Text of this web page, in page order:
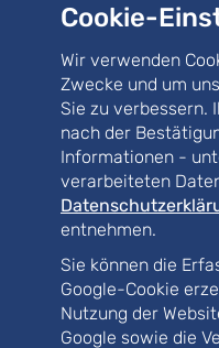
Wissenswertes zum
Ausbaugrößen
Einwohnerwerten
zum Thema
Kläranlagen.
Referenzprojekte
Cookie-
Wir verwenden
Zwecke und um
Sie zu verbessern.
nach der
Informationen -
verarbeiteten
entnehmen.
Sie können die
Google-Cookie
Nutzung der
Google sowie die